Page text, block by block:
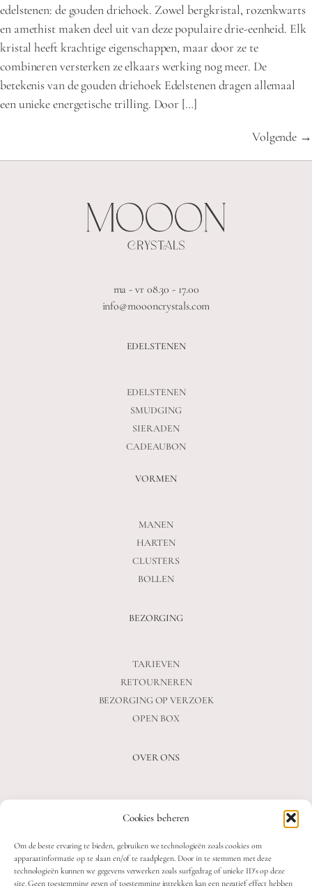
Cookies beheren
Om de beste ervaring te bieden, gebruiken we technologieën zoals cookies om
apparaatinformatie op te slaan en/of te raadplegen. Door in te stemmen met deze
technologieën kunnen we gegevens verwerken zoals surfgedrag of unieke ID's op deze
site. Geen toestemming geven of toestemming intrekken kan een negatief effect hebben
edelstenen: de gouden driehoek. Zowel bergkristal, rozenkwarts
en amethist maken deel uit van deze populaire drie-eenheid. Elk
kristal heeft krachtige eigenschappen, maar door ze te
combineren versterken ze elkaars werking nog meer. De
betekenis van de gouden driehoek Edelstenen dragen allemaal
een unieke energetische trilling. Door […]
Volgende →
ma - vr 08.30 - 17.00
info@moooncrystals.com
EDELSTENEN
EDELSTENEN
SMUDGING
SIERADEN
CADEAUBON
VORMEN
MANEN
HARTEN
CLUSTERS
BOLLEN
BEZORGING
TARIEVEN
RETOURNEREN
BEZORGING OP VERZOEK
OPEN BOX
OVER ONS
VEELGESTELDE VRAGEN
OVER ONS
CONTACT